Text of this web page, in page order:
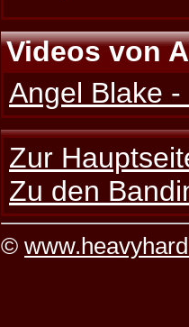
Videos von
Angel Blake
Zur
Zu den
©